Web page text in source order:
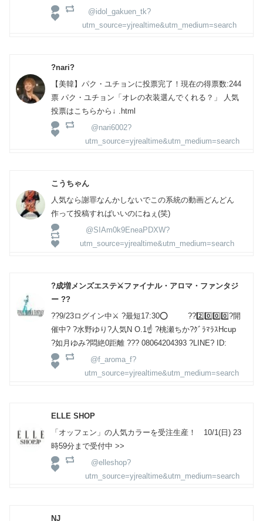
@idol_gakuen_tk?
utm_source=yjrealtime&utm_medium=search
?nari?
【美韓】パク・ユチョンに投票完了！現在の得票数:244
票 パク・ユチョン「オレの衣装選んでくれる？」 人気
投票はこちらから↓ .html
@nari6002?
utm_source=yjrealtime&utm_medium=search
こうちゃん
人気なら謝罪なんかしないでこの系統の動画どんどん
作って投稿すればいいのにねぇ(笑)
@SIAm0k9EneaPDXW?
utm_source=yjrealtime&utm_medium=search
?成増メンズエステ⚔️ファイナル・アロマ・ファンタジ
ー ??
??9/23ログイン中⚔️ ?最短17:30⭕️ ??2️⃣0️⃣0️⃣0️⃣?開
催中? ?水野ゆり?人気N O.1☝️ ?桃瀬ちか?ｸﾞﾗﾏﾗｽHcup
?如月ゆみ?悶絶0距離 ??? 08064204393 ?LINE? ID:
@f_aroma_f?
utm_source=yjrealtime&utm_medium=search
ELLE SHOP
「オッフェン」の人気カラーを受注生産！ 10/1(日) 23
時59分まで受付中 >>
@elleshop?
utm_source=yjrealtime&utm_medium=search
NJ